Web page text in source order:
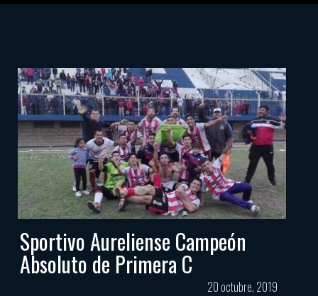
Sportivo Aureliense Campeón
Absoluto de Primera C
20 octubre, 2019